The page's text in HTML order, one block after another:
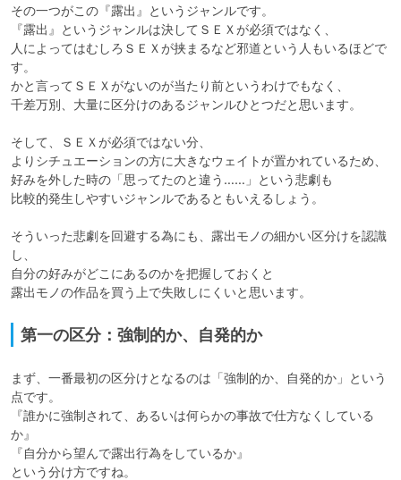
その一つがこの『露出』というジャンルです。
『露出』というジャンルは決してＳＥＸが必須ではなく、
人によってはむしろＳＥＸが挟まるなど邪道という人もいるほどで
す。
かと言ってＳＥＸがないのが当たり前というわけでもなく、
千差万別、大量に区分けのあるジャンルひとつだと思います。
そして、ＳＥＸが必須ではない分、
よりシチュエーションの方に大きなウェイトが置かれているため、
好みを外した時の「思ってたのと違う……」という悲劇も
比較的発生しやすいジャンルであるともいえるしょう。
そういった悲劇を回避する為にも、露出モノの細かい区分けを認識
し、
自分の好みがどこにあるのかを把握しておくと
露出モノの作品を買う上で失敗しにくいと思います。
第一の区分：強制的か、自発的か
まず、一番最初の区分けとなるのは「強制的か、自発的か」という
点です。
『誰かに強制されて、あるいは何らかの事故で仕方なくしている
か』
『自分から望んで露出行為をしているか』
という分け方ですね。